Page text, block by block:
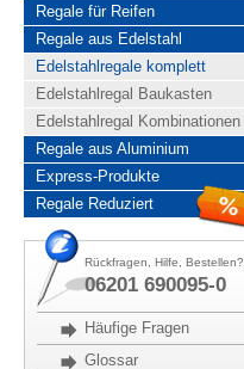
Regale für Reifen
Regale aus Edelstahl
Edelstahlregale komplett
Edelstahlregal Baukasten
Edelstahlregal Kombinationen
Regale aus Aluminium
Express-Produkte
Regale Reduziert
Rückfragen, Hilfe, Bestellen?
06201 690095-0
Häufige Fragen
Glossar